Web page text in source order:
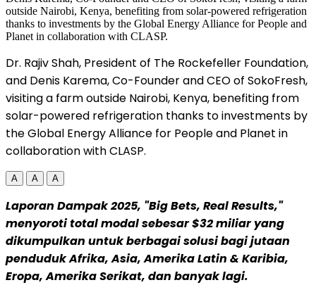
Dr. Rajiv Shah, President of The Rockefeller Foundation,
and Denis Karema, Co-Founder and CEO of SokoFresh,
visiting a farm outside Nairobi, Kenya, benefiting from
solar-powered refrigeration thanks to investments by
the Global Energy Alliance for People and Planet in
collaboration with CLASP.
A A A
Laporan Dampak 2025, "Big Bets, Real Results,"
menyoroti total modal sebesar $32 miliar yang
dikumpulkan untuk berbagai solusi bagi jutaan
penduduk Afrika, Asia, Amerika Latin & Karibia,
Eropa, Amerika Serikat, dan banyak lagi.